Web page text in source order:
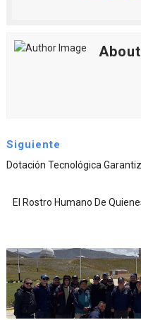
Siguiente
Dotación Tecnológica
El Rostro Humano De